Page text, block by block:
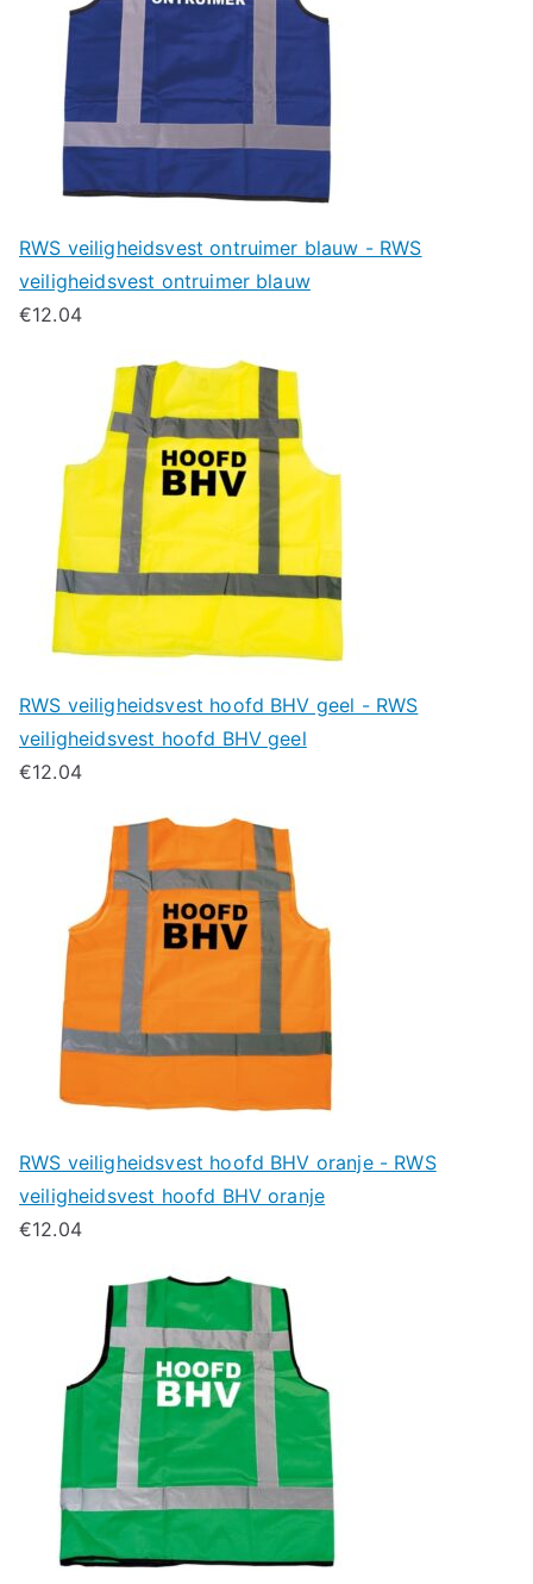
RWS veiligheidsvest ontruimer blauw - RWS
veiligheidsvest ontruimer blauw
€12.04
RWS veiligheidsvest hoofd BHV geel - RWS
veiligheidsvest hoofd BHV geel
€12.04
RWS veiligheidsvest hoofd BHV oranje - RWS
veiligheidsvest hoofd BHV oranje
€12.04